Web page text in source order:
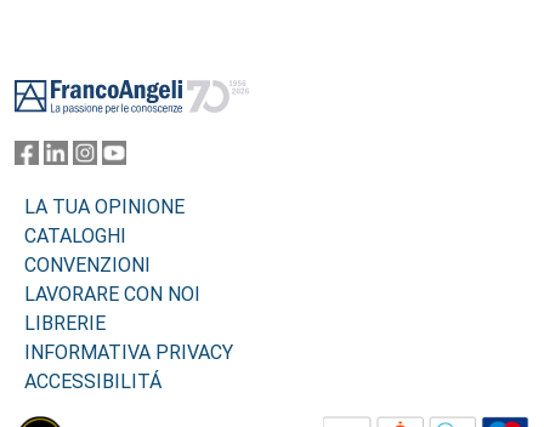
LA TUA OPINIONE
CATALOGHI
CONVENZIONI
LAVORARE CON NOI
LIBRERIE
INFORMATIVA PRIVACY
ACCESSIBILITÁ